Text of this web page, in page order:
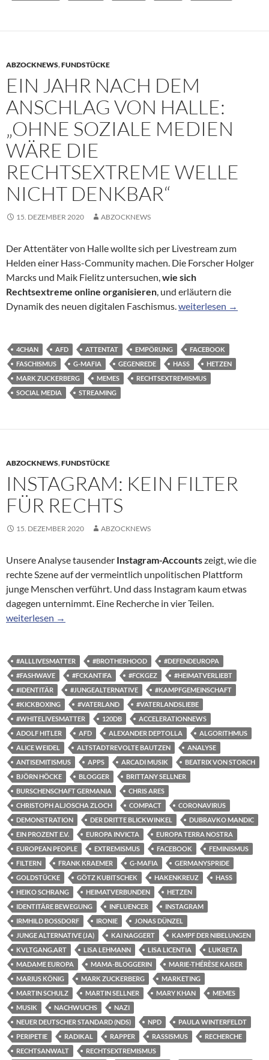
ABZOCKNEWS,FUNDSTÜCKE
EIN JAHR NACH DEM
ANSCHLAG VON HALLE:
„OHNE SOZIALE MEDIEN
WÄRE DIE
RECHTSEXTREME WELLE
NICHT DENKBAR“
15. DEZEMBER 2020 ABZOCKNEWS
Der Attentäter von Halle wollte sich per Livestream zum
Helden einer Hass-Community machen. Die Forscher Holger
Marcks und Maik Fielitz untersuchen,wie sich
Rechtsextreme online organisieren, und erläutern die
Dynamik des neuen digitalen Faschismus.Ein Jahr nach dem
weiterlesen →
4CHAN AFD ATTENTAT EMPÖRUNG
FACEBOOK
FASCHISMUS
G-MAFIA GEGENREDE HASS
HETZEN
MARK ZUCKERBERG
MEMES
RECHTSEXTREMISMUS
SOCIAL MEDIA
STREAMING
ABZOCKNEWS,FUNDSTÜCKE
INSTAGRAM: KEIN FILTER
FÜR RECHTS
15. DEZEMBER 2020 ABZOCKNEWS
Unsere Analyse tausender Instagram-Accountszeigt, wie die
rechte Szene auf der vermeintlich unpolitischen Plattform
junge Menschen verführt. Und dass Instagram kaum etwas
dagegen unternimmt. Eine Recherche in vier Teilen.
Instagram: Kein Filter für Rechts
weiterlesen →
#ALLLIVESMATTER #BROTHERHOOD
#DEFENDEUROPA
#FASHWAVE
#FCKANTIFA #FCKGEZ
#HEIMATVERLIEBT
#IDENTITÄR
#JUNGEALTERNATIVE
#KAMPFGEMEINSCHAFT
#KICKBOXING
#VATERLAND
#VATERLANDSLIEBE
#WHITELIVESMATTER
120DB
ACCELERATIONNEWS
ADOLF HITLER
AFD ALEXANDER DEPTOLLA
ALGORITHMUS
ALICE WEIDEL
ALTSTADTREVOLTE BAUTZEN
ANALYSE
ANTISEMITISMUS
APPS ARCADI MUSIK
BEATRIX VON STORCH
BJÖRN HÖCKE
BLOGGER
BRITTANY SELLNER
BURSCHENSCHAFT GERMANIA
CHRIS ARES
CHRISTOPH ALJOSCHA ZLOCH
COMPACT
CORONAVIRUS
DEMONSTRATION
DER DRITTE BLICKWINKEL
DUBRAVKO MANDIC
EIN PROZENT E.V.
EUROPA INVICTA
EUROPA TERRA NOSTRA
EUROPEAN PEOPLE
EXTREMISMUS FACEBOOK
FEMINISMUS
FILTERN
FRANK KRAEMER G-MAFIA
GERMANYSPRIDE
GOLDSTÜCKE
GÖTZ KUBITSCHEK HAKENKREUZ
HASS
HEIKO SCHRANG
HEIMATVERBUNDEN
HETZEN
IDENTITÄRE BEWEGUNG
INFLUENCER
INSTAGRAM
IRMHILD BOSSDORF
IRONIE
JONAS DÜNZEL
JUNGE ALTERNATIVE (JA)
KAI NAGGERT
KAMPF DER NIBELUNGEN
KVLTGANG.ART
LISA LEHMANN LISA LICENTIA
LUKRETA
MADAME EUROPA
MAMA-BLOGGERIN
MARIE-THÉRÈSE KAISER
MARIUS KÖNIG
MARK ZUCKERBERG
MARKETING
MARTIN SCHULZ
MARTIN SELLNER MARY KHAN
MEMES
MUSIK
NACHWUCHS
NAZI
NEUER DEUTSCHER STANDARD (NDS)
NPD
PAULA WINTERFELDT
PERIPETIE
RADIKAL RAPPER RASSISMUS
RECHERCHE
RECHTSANWALT
RECHTSEXTREMISMUS